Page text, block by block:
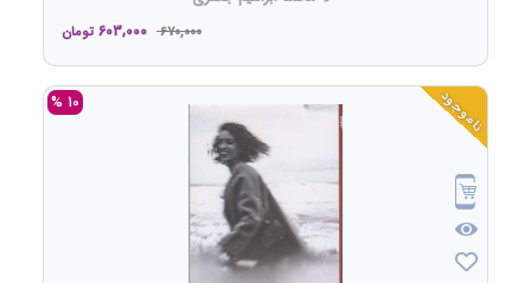
670,000
603,000 تومان
ناموجود 10 %